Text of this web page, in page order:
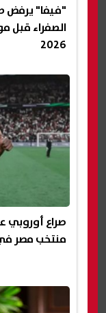
"فيفا" يرفض
الصفراء قبل
2026
صراع
منتخب مصر